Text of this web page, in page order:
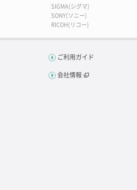
SIGMA(シグマ)
SONY(ソニー)
RICOH(リコー)
ご利用ガイド
会社情報